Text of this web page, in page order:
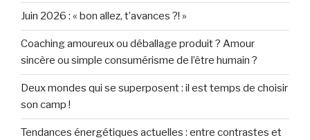
Juin 2026 : « bon allez, t’avances ?! »
Coaching amoureux ou déballage produit ? Amour
sincère ou simple consumérisme de l’être humain ?
Deux mondes qui se superposent : il est temps de choisir
son camp !
Tendances énergétiques actuelles : entre contrastes et